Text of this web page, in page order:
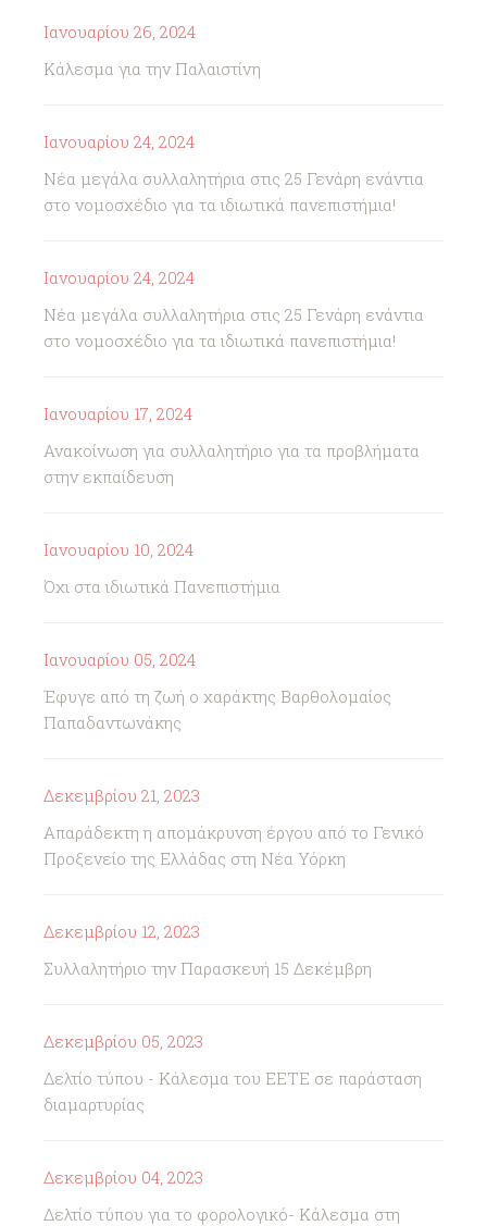
Ιανουαρίου 26, 2024
Κάλεσμα για την Παλαιστίνη
Ιανουαρίου 24, 2024
Νέα μεγάλα συλλαλητήρια στις 25 Γενάρη ενάντια
στο νομοσχέδιο για τα ιδιωτικά πανεπιστήμια!
Ιανουαρίου 24, 2024
Νέα μεγάλα συλλαλητήρια στις 25 Γενάρη ενάντια
στο νομοσχέδιο για τα ιδιωτικά πανεπιστήμια!
Ιανουαρίου 17, 2024
Ανακοίνωση για συλλαλητήριο για τα προβλήματα
στην εκπαίδευση
Ιανουαρίου 10, 2024
Όχι στα ιδιωτικά Πανεπιστήμια
Ιανουαρίου 05, 2024
Έφυγε από τη ζωή ο χαράκτης Βαρθολομαίος
Παπαδαντωνάκης
Δεκεμβρίου 21, 2023
Απαράδεκτη η απομάκρυνση έργου από το Γενικό
Προξενείο της Ελλάδας στη Νέα Υόρκη
Δεκεμβρίου 12, 2023
Συλλαλητήριο την Παρασκευή 15 Δεκέμβρη
Δεκεμβρίου 05, 2023
Δελτίο τύπου - Κάλεσμα του ΕΕΤΕ σε παράσταση
διαμαρτυρίας
Δεκεμβρίου 04, 2023
Δελτίο τύπου για το φορολογικό- Κάλεσμα στη